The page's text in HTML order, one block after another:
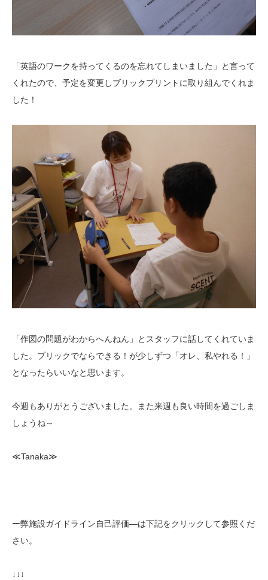
「英語のワークを持ってくるのを忘れてしまいました」と言って
くれたので、予定を変更しブリックプリントに取り組んでくれま
した！
「作図の問題がわからへんねん」とスタッフに話してくれていま
した。ブリックでならできる！が少しずつ「オレ、私やれる！」
となったらいいなと思います。
今週もありがとうございました。また来週も良い時間を過ごしま
しょうね～
≪Tanaka≫
ー弊施設ガイドライン自己評価—は下記をクリックして参照くだ
さい。
↓↓↓